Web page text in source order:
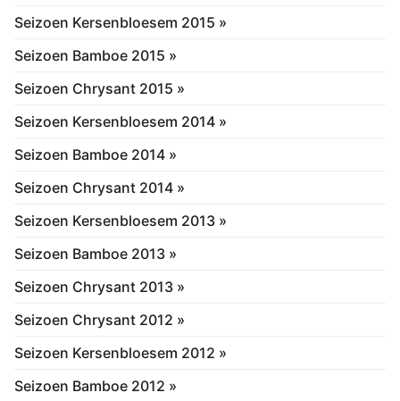
Seizoen Kersenbloesem 2015 »
Seizoen Bamboe 2015 »
Seizoen Chrysant 2015 »
Seizoen Kersenbloesem 2014 »
Seizoen Bamboe 2014 »
Seizoen Chrysant 2014 »
Seizoen Kersenbloesem 2013 »
Seizoen Bamboe 2013 »
Seizoen Chrysant 2013 »
Seizoen Chrysant 2012 »
Seizoen Kersenbloesem 2012 »
Seizoen Bamboe 2012 »